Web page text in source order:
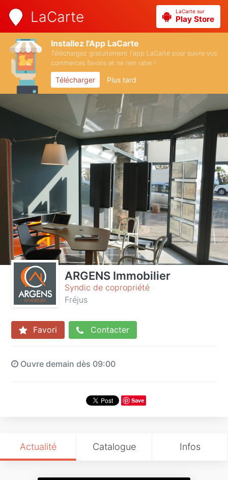
LaCarte LaCarte sur
Play Store
Installez l'App LaCarte
Téléchargez gratuitement l'app LaCarte pour suivre vos
commerces favoris et ne rien rater !
Télécharger Plus tard
ARGENS Immobilier
Syndic de copropriété
Fréjus
Favori Contacter
Ouvre demain dès 09:00
Save
Actualité Catalogue Infos